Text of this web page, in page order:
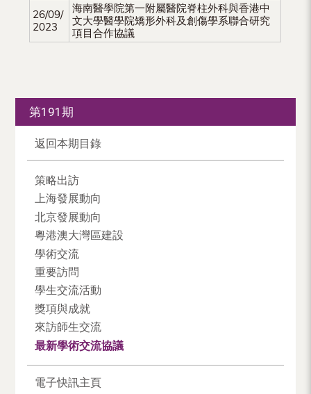
26/09/
2023
海南醫學院第一附屬醫院脊柱外科與香港中
文大學醫學院矯形外科及創傷學系聯合研究
項目合作協議
第191期
返回本期目錄
策略出訪
上海發展動向
北京發展動向
粵港澳大灣區建設
學術交流
重要訪問
學生交流活動
獎項與成就
來訪師生交流
最新學術交流協議
電子快訊主頁